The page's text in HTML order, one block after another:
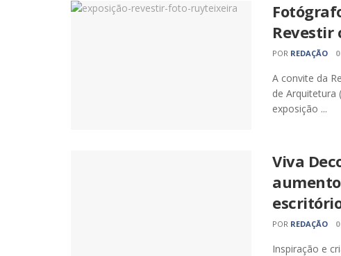
Revestir
POR REDAÇÃO 0
A convite da
de Arquitetura
exposição ...
Viva
POR REDAÇÃO 0
Inspiração e